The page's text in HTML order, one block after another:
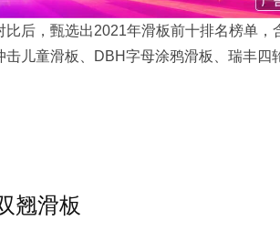
后，甄选出2021年滑板前十排名榜单，
儿童滑板、DBH字母涂鸦滑板、瑞丰四
翘滑板